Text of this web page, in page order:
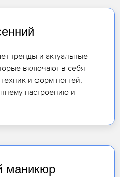
тренды и актуальные
включают в себя
и форм ногтей,
настроению и
маникюр